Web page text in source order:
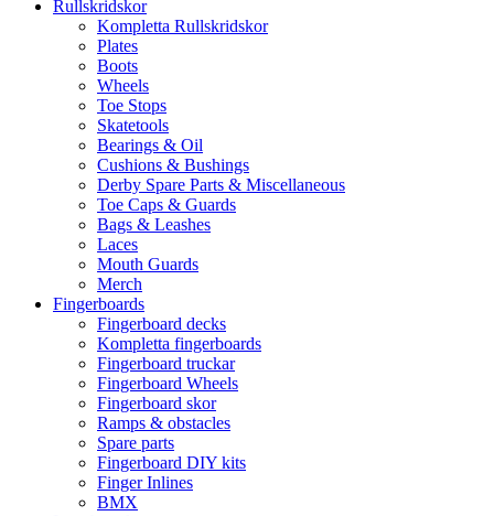
Rullskridskor
Kompletta Rullskridskor
Plates
Boots
Wheels
Toe Stops
Skatetools
Bearings & Oil
Cushions & Bushings
Derby Spare Parts & Miscellaneous
Toe Caps & Guards
Bags & Leashes
Laces
Mouth Guards
Merch
Fingerboards
Fingerboard decks
Kompletta fingerboards
Fingerboard truckar
Fingerboard Wheels
Fingerboard skor
Ramps & obstacles
Spare parts
Fingerboard DIY kits
Finger Inlines
BMX